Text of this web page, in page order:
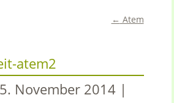
← Atem
atem2
5. November 2014 |